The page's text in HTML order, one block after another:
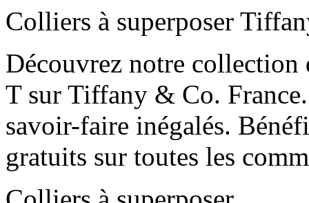
Colliers à superposer
Découvrez notre
T sur Tiffany & Co.
savoir-faire inégalés.
gratuits sur toutes les